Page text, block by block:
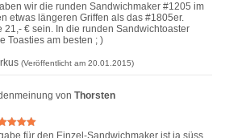
wir die runden Sandwichmaker #1205 im
etwas längeren Griffen als das #1805er.
21,- € sein. In die runden Sandwichtoaster
Toasties am besten ; )
(Veröffentlicht am 20.01.2015)
von Thorsten